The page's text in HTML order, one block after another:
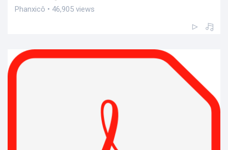
Phanxicô • 46,905 views